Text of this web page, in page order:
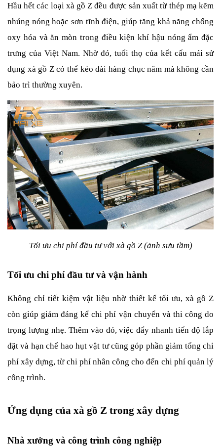
Hầu hết các loại xà gồ Z đều được sản xuất từ thép mạ kẽm
nhúng nóng hoặc sơn tĩnh điện, giúp tăng khả năng chống
oxy hóa và ăn mòn trong điều kiện khí hậu nóng ẩm đặc
trưng của Việt Nam. Nhờ đó, tuổi thọ của kết cấu mái sử
dụng xà gồ Z có thể kéo dài hàng chục năm mà không cần
bảo trì thường xuyên.
Tối ưu chi phí đầu tư với xà gồ Z (ảnh sưu tầm)
Tối ưu chi phí đầu tư và vận hành
Không chỉ tiết kiệm vật liệu nhờ thiết kế tối ưu, xà gồ Z
còn giúp giảm đáng kể chi phí vận chuyển và thi công do
trọng lượng nhẹ. Thêm vào đó, việc đẩy nhanh tiến độ lắp
đặt và hạn chế hao hụt vật tư cũng góp phần giảm tổng chi
phí xây dựng, từ chi phí nhân công cho đến chi phí quản lý
công trình.
Ứng dụng của xà gồ Z trong xây dựng
Nhà xưởng và công trình công nghiệp